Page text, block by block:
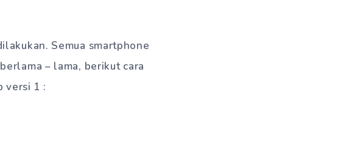
Semua smartphone
– lama, berikut cara
versi 1 :